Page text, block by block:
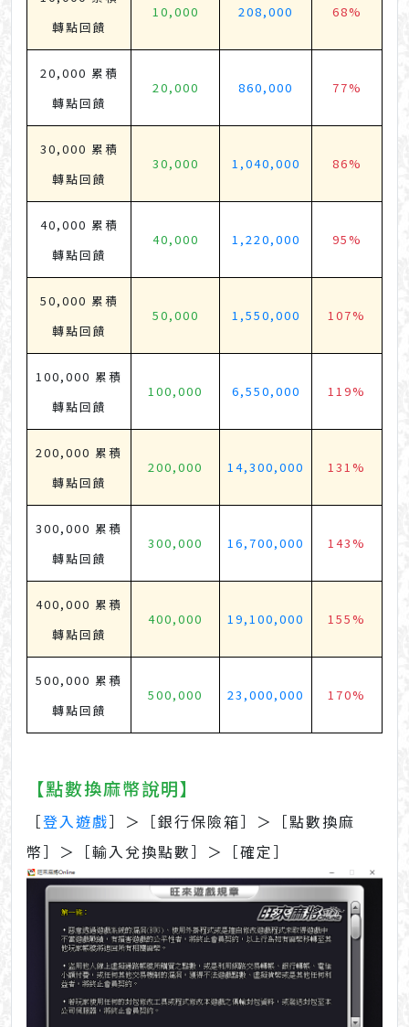
轉點回饋
10,000 208,000 68%
20,000 累積
轉點回饋
20,000 860,000 77%
30,000 累積
轉點回饋
30,000 1,040,000 86%
40,000 累積
轉點回饋
40,000 1,220,000 95%
50,000 累積
轉點回饋
50,000 1,550,000 107%
100,000 累積
轉點回饋
100,000 6,550,000 119%
200,000 累積
轉點回饋
200,000 14,300,000 131%
300,000 累積
轉點回饋
300,000 16,700,000 143%
400,000 累積
轉點回饋
400,000 19,100,000 155%
500,000 累積
轉點回饋
500,000 23,000,000 170%
【點數換麻幣說明】
［登入遊戲］＞［銀行保險箱］＞［點數換麻
幣］＞［輸入兌換點數］＞［確定］